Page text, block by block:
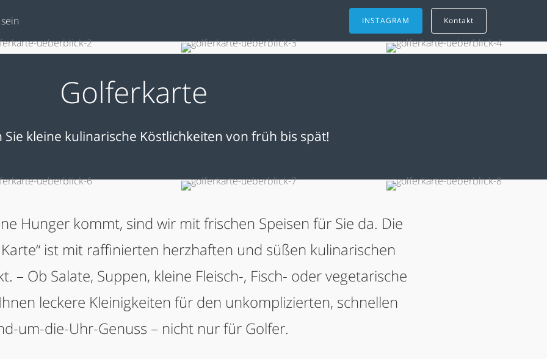
INSTAGRAM Kontakt
Golferkarte
Sie kleine kulinarische Köstlichkeiten von früh bis spät!
Hunger kommt, sind wir mit frischen Speisen für Sie da. Die
ist mit raffinierten herzhaften und süßen kulinarischen
– Ob Salate, Suppen, kleine Fleisch-, Fisch- oder vegetarische
leckere Kleinigkeiten für den unkomplizierten, schnellen
um-die-Uhr-Genuss – nicht nur für Golfer.